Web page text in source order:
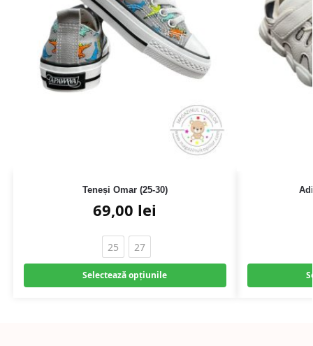
Teneși Omar (25-30)
69,00 lei
25 27
Selectează opțiunile